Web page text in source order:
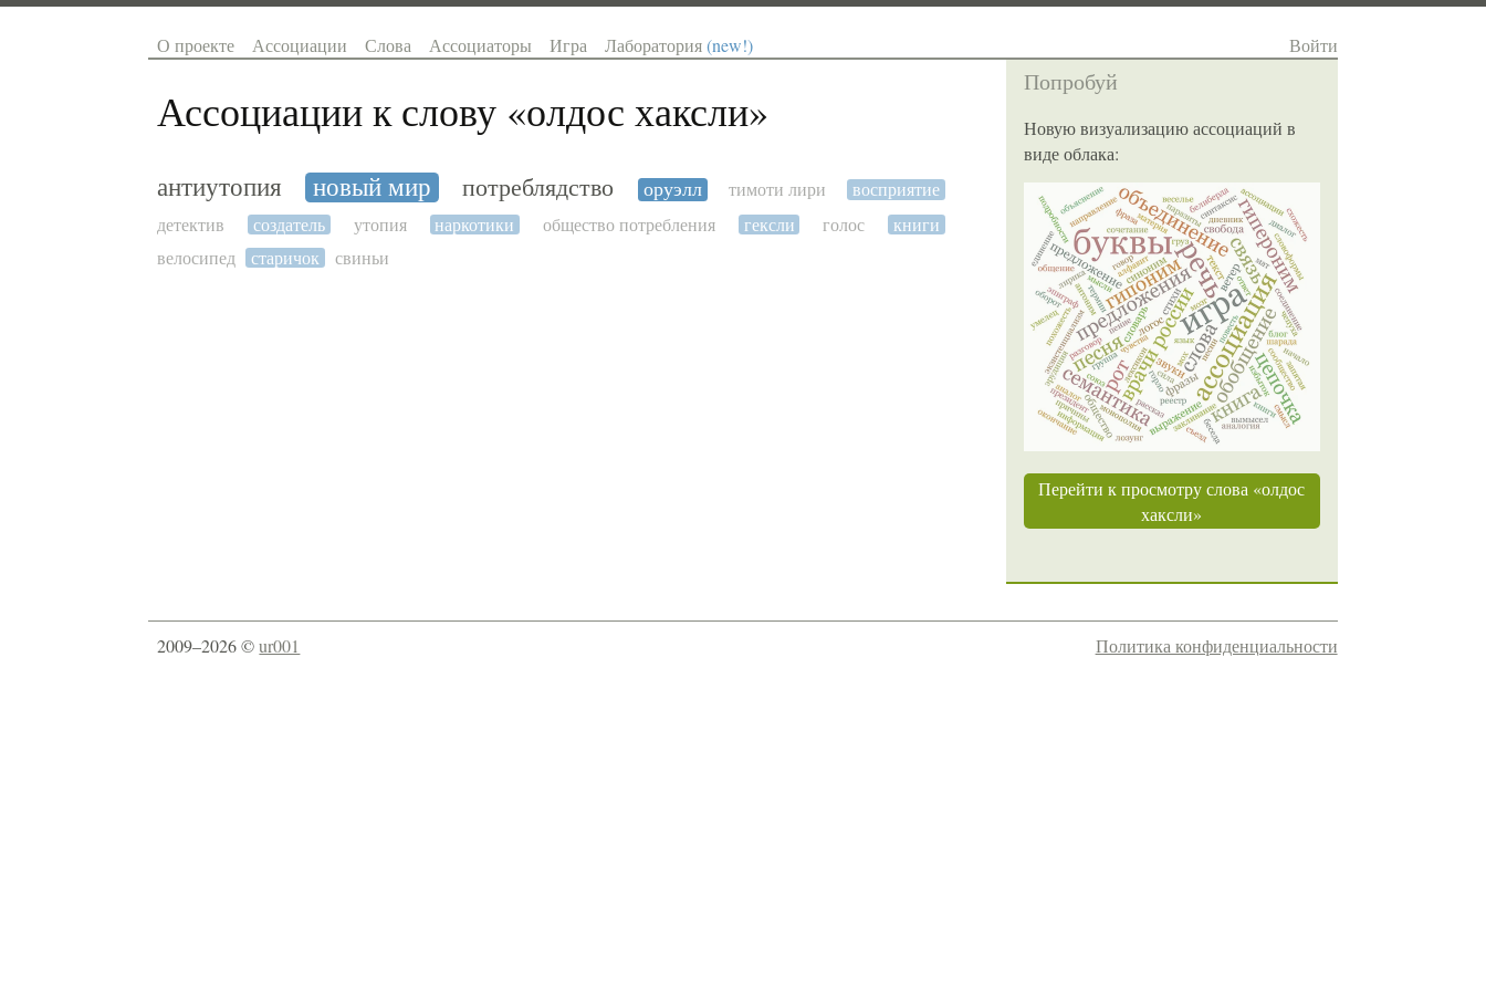
О проекте Ассоциации Слова Ассоциаторы Игра Лаборатория(new!) Войти
Ассоциации к слову «олдос хаксли»
антиутопия новый мир потреблядство оруэлл тимоти лири
восприятие
детектив
создатель утопия наркотики общество потребления гексли голос
книги
велосипед
старичок свиньи
Попробуй
Новую визуализацию ассоциаций в
виде облака:
Перейти к просмотру слова «олдос
хаксли»
2009–2026 ©ur001 Политика конфиденциальности